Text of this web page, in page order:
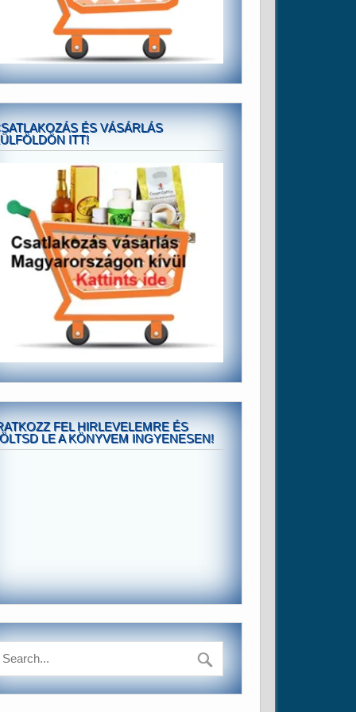
ÉS VÁSÁRLÁS
ITT!
FEL HIRLEVELEMRE ÉS
LE A KÖNYVEM INGYENESEN!